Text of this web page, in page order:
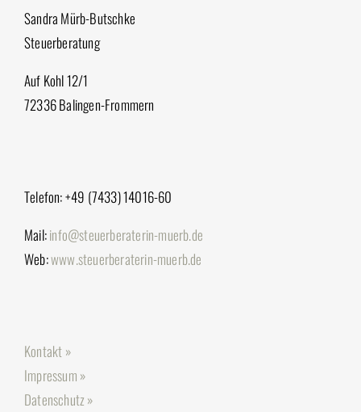
Sandra Mürb-Butschke
Steuerberatung
Auf Kohl 12/1
72336 Balingen-Frommern
Telefon: +49 (7433) 14016-60
Mail:info@steuerberaterin-muerb.de
Web:www.steuerberaterin-muerb.de
Kontakt »
Impressum »
Datenschutz »